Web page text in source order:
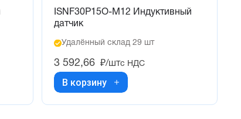
ISNF30P15O-M12 Индуктивный
датчик
Удалённый склад 29 шт
3 592,66 ₽/штс НДС
В корзину